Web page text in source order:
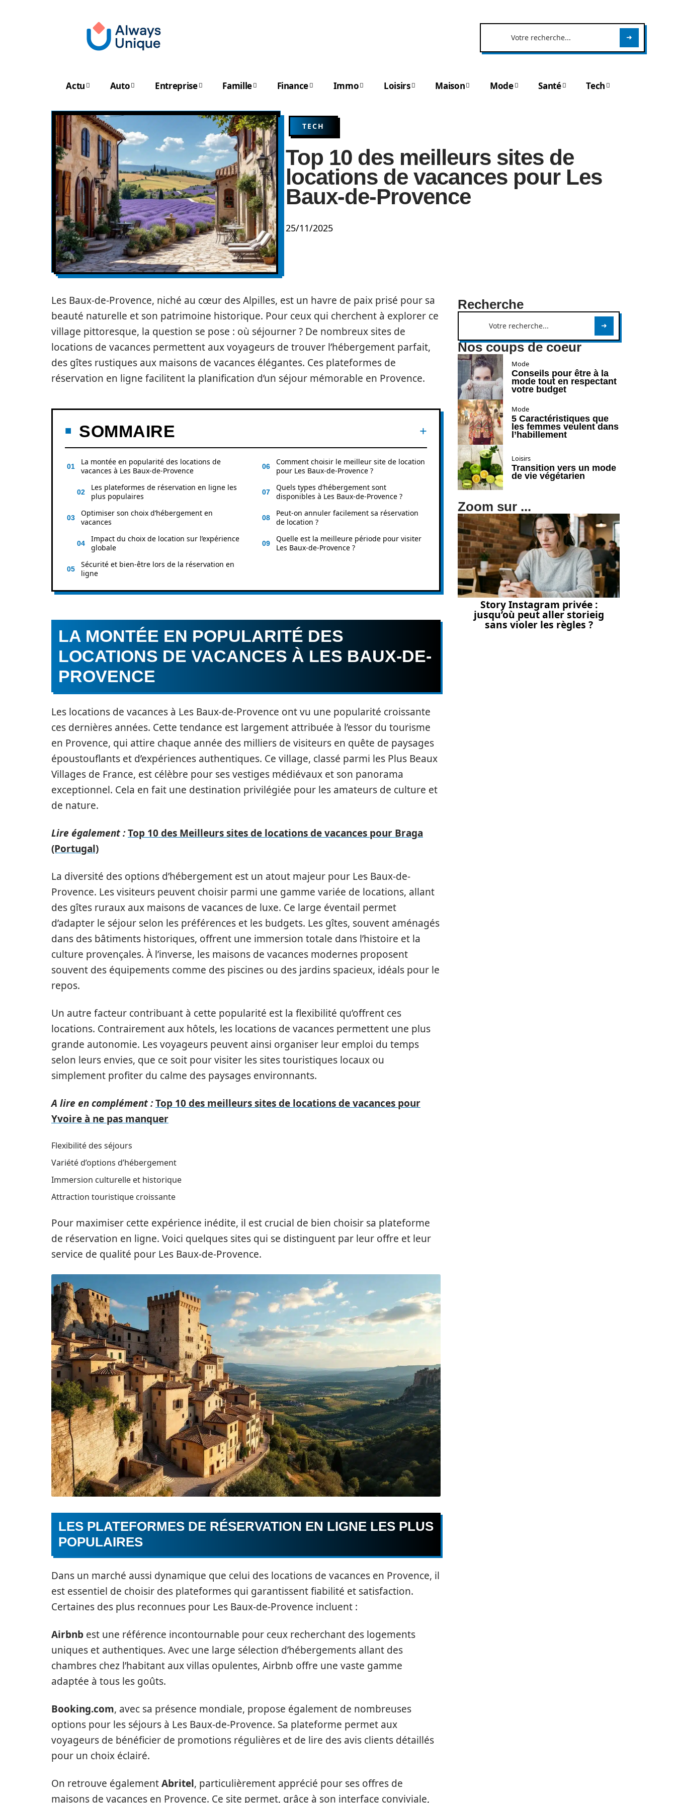
Actu Auto Entreprise Famille Finance Immo Loisirs Maison Mode Santé Tech
TECH
Top 10 des meilleurs sites de
locations de vacances pour Les
Baux-de-Provence
25/11/2025
Les Baux-de-Provence, niché au cœur des Alpilles, est un havre de paix prisé pour sa
beauté naturelle et son patrimoine historique. Pour ceux qui cherchent à explorer ce
village pittoresque, la question se pose : où séjourner ? De nombreux sites de
locations de vacances permettent aux voyageurs de trouver l’hébergement parfait,
des gîtes rustiques aux maisons de vacances élégantes. Ces plateformes de
réservation en ligne facilitent la planification d’un séjour mémorable en Provence.
SOMMAIRE
La montée en popularité des locations de
vacances à Les Baux-de-Provence
Les plateformes de réservation en ligne les
plus populaires
Optimiser son choix d’hébergement en
vacances
Impact du choix de location sur l’expérience
globale
Sécurité et bien-être lors de la réservation en
ligne
Comment choisir le meilleur site de location
pour Les Baux-de-Provence ?
Quels types d’hébergement sont
disponibles à Les Baux-de-Provence ?
Peut-on annuler facilement sa réservation
de location ?
Quelle est la meilleure période pour visiter
Les Baux-de-Provence ?
LA MONTÉE EN POPULARITÉ DES
LOCATIONS DE VACANCES À LES BAUX-DE-
PROVENCE
Les locations de vacances à Les Baux-de-Provence ont vu une popularité croissante
ces dernières années. Cette tendance est largement attribuée à l’essor du tourisme
en Provence, qui attire chaque année des milliers de visiteurs en quête de paysages
époustouflants et d’expériences authentiques. Ce village, classé parmi les Plus Beaux
Villages de France, est célèbre pour ses vestiges médiévaux et son panorama
exceptionnel. Cela en fait une destination privilégiée pour les amateurs de culture et
de nature.
Lire également :Top 10 des Meilleurs sites de locations de vacances pour Braga
(Portugal)
La diversité des options d’hébergement est un atout majeur pour Les Baux-de-
Provence. Les visiteurs peuvent choisir parmi une gamme variée de locations, allant
des gîtes ruraux aux maisons de vacances de luxe. Ce large éventail permet
d’adapter le séjour selon les préférences et les budgets. Les gîtes, souvent aménagés
dans des bâtiments historiques, offrent une immersion totale dans l’histoire et la
culture provençales. À l’inverse, les maisons de vacances modernes proposent
souvent des équipements comme des piscines ou des jardins spacieux, idéals pour le
repos.
Un autre facteur contribuant à cette popularité est la flexibilité qu’offrent ces
locations. Contrairement aux hôtels, les locations de vacances permettent une plus
grande autonomie. Les voyageurs peuvent ainsi organiser leur emploi du temps
selon leurs envies, que ce soit pour visiter les sites touristiques locaux ou
simplement profiter du calme des paysages environnants.
A lire en complément :Top 10 des meilleurs sites de locations de vacances pour
Yvoire à ne pas manquer
Flexibilité des séjours
Variété d’options d’hébergement
Immersion culturelle et historique
Attraction touristique croissante
Pour maximiser cette expérience inédite, il est crucial de bien choisir sa plateforme
de réservation en ligne. Voici quelques sites qui se distinguent par leur offre et leur
service de qualité pour Les Baux-de-Provence.
LES PLATEFORMES DE RÉSERVATION EN LIGNE LES PLUS
POPULAIRES
Dans un marché aussi dynamique que celui des locations de vacances en Provence, il
est essentiel de choisir des plateformes qui garantissent fiabilité et satisfaction.
Certaines des plus reconnues pour Les Baux-de-Provence incluent :
Airbnb est une référence incontournable pour ceux recherchant des logements
uniques et authentiques. Avec une large sélection d’hébergements allant des
chambres chez l’habitant aux villas opulentes, Airbnb offre une vaste gamme
adaptée à tous les goûts.
Booking.com, avec sa présence mondiale, propose également de nombreuses
options pour les séjours à Les Baux-de-Provence. Sa plateforme permet aux
voyageurs de bénéficier de promotions régulières et de lire des avis clients détaillés
pour un choix éclairé.
On retrouve égalementAbritel, particulièrement apprécié pour ses offres de
maisons de vacances en Provence. Ce site permet, grâce à son interface conviviale,
Recherche
Nos coups de coeur
Mode
Conseils pour être à la
mode tout en respectant
votre budget
Mode
5 Caractéristiques que
les femmes veulent dans
l’habillement
Loisirs
Transition vers un mode
de vie végétarien
Zoom sur ...
Story Instagram privée :
jusqu’où peut aller storieig
sans violer les règles ?